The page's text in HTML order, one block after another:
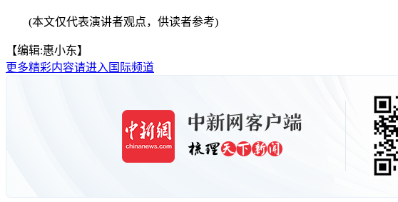
(本文仅代表演讲者观点，供读者参考)
【编辑:惠小东】
更多精彩内容请进入国际频道